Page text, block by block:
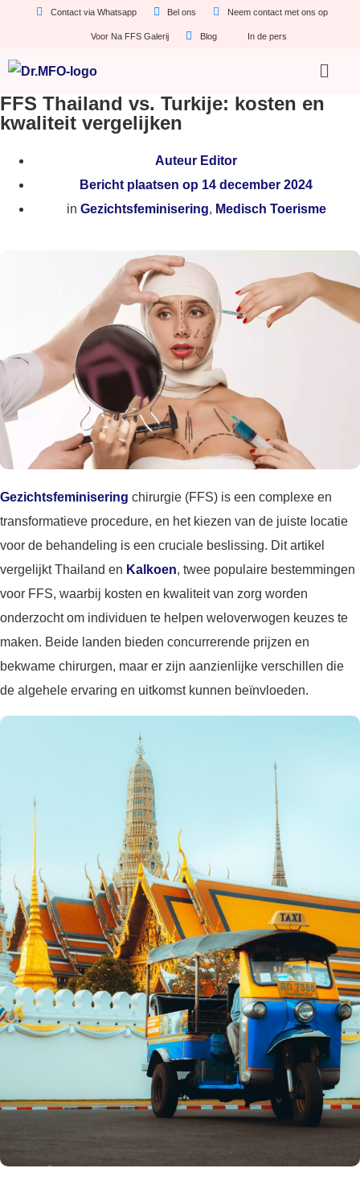
Contact via Whatsapp Bel ons Neem contact met ons op
Voor Na FFS Galerij Blog In de pers
FFS Thailand vs. Turkije: kosten en
kwaliteit vergelijken
Auteur Editor
Bericht plaatsen op 14 december 2024
in Gezichtsfeminisering, Medisch Toerisme
Gezichtsfeminisering chirurgie (FFS) is een complexe en
transformatieve procedure, en het kiezen van de juiste locatie
voor de behandeling is een cruciale beslissing. Dit artikel
vergelijkt Thailand en Kalkoen, twee populaire bestemmingen
voor FFS, waarbij kosten en kwaliteit van zorg worden
onderzocht om individuen te helpen weloverwogen keuzes te
maken. Beide landen bieden concurrerende prijzen en
bekwame chirurgen, maar er zijn aanzienlijke verschillen die
de algehele ervaring en uitkomst kunnen beïnvloeden.